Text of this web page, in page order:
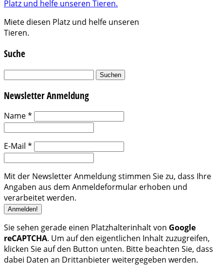
Miete diesen Platz und helfe unseren
Tieren.
Suche
Suchen
Newsletter Anmeldung
Name*
E-Mail *
Mit der Newsletter Anmeldung stimmen Sie zu, dass Ihre
Angaben aus dem Anmeldeformular erhoben und
verarbeitet werden.
Sie sehen gerade einen Platzhalterinhalt von Google
reCAPTCHA. Um auf den eigentlichen Inhalt zuzugreifen,
klicken Sie auf den Button unten. Bitte beachten Sie, dass
dabei Daten an Drittanbieter weitergegeben werden.